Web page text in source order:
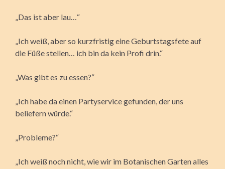
„Das ist aber lau…“
„Ich weiß, aber so kurzfristig eine Geburtstagsfete auf
die Füße stellen… ich bin da kein Profi drin.“
„Was gibt es zu essen?“
„Ich habe da einen Partyservice gefunden, der uns
beliefern würde.“
„Probleme?“
„Ich weiß noch nicht, wie wir im Botanischen Garten alles